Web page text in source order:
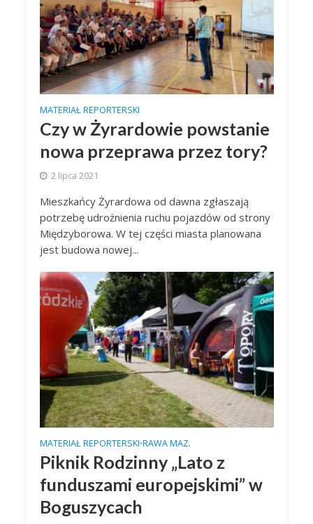
MATERIAŁ REPORTERSKI
Czy w Żyrardowie powstanie
nowa przeprawa przez tory?
2 lipca 2021
Mieszkańcy Żyrardowa od dawna zgłaszają
potrzebę udrożnienia ruchu pojazdów od strony
Międzyborowa. W tej części miasta planowana
jest budowa nowej...
MATERIAŁ REPORTERSKI•RAWA MAZ.
Piknik Rodzinny „Lato z
funduszami europejskimi” w
Boguszycach